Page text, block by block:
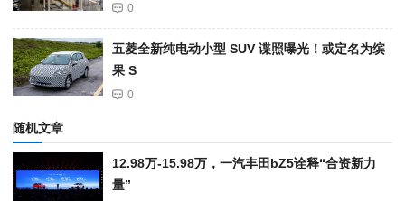
0
五菱全新纯电动小型 SUV 谍照曝光！或定名为缤
果 S
0
随机文章
12.98万-15.98万，一汽丰田bZ5诠释“合资新力
量”